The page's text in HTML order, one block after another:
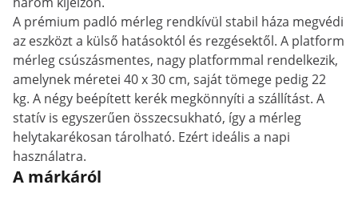
A prémium padló mérleg rendkívül stabil háza megvédi
az eszközt a külső hatásoktól és rezgésektől. A platform
mérleg csúszásmentes, nagy platformmal rendelkezik,
amelynek méretei 40 x 30 cm, saját tömege pedig 22
kg. A négy beépített kerék megkönnyíti a szállítást. A
statív is egyszerűen összecsukható, így a mérleg
helytakarékosan tárolható. Ezért ideális a napi
használatra.
A márkáról